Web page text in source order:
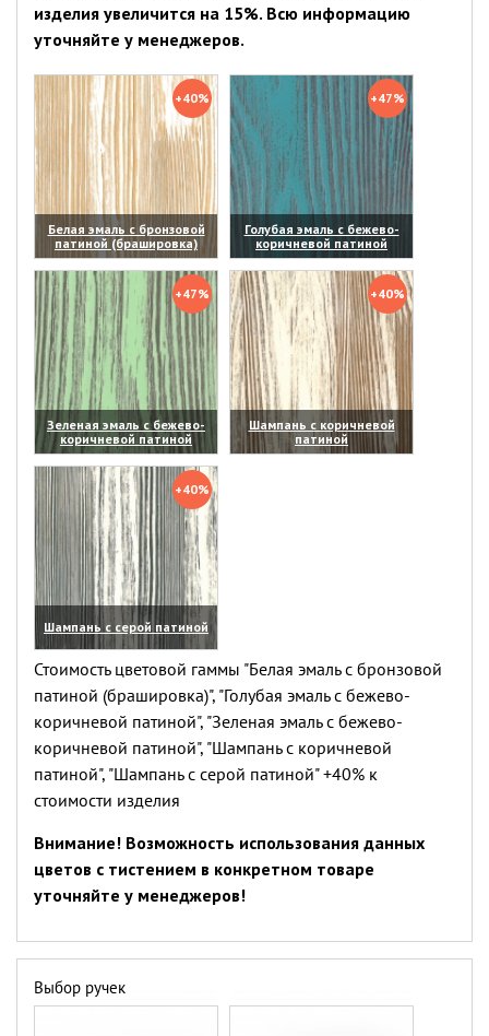
изделия увеличится на 15%. Всю информацию
уточняйте у менеджеров.
+40%
Белая эмаль с бронзовой
патиной (брашировка)
(увеличить)
+47%
Голубая эмаль с бежево-
коричневой патиной
(увеличить)
+47%
Зеленая эмаль с бежево-
коричневой патиной
(увеличить)
+40%
Шампань с коричневой
патиной
(увеличить)
+40%
Шампань с серой патиной
(увеличить)
Стоимость цветовой гаммы "Белая эмаль с бронзовой
патиной (брашировка)", "Голубая эмаль с бежево-
коричневой патиной", "Зеленая эмаль с бежево-
коричневой патиной", "Шампань с коричневой
патиной", "Шампань с серой патиной" +40% к
стоимости изделия
Внимание! Возможность использования данных
цветов с тистением в конкретном товаре
уточняйте у менеджеров!
Выбор ручек